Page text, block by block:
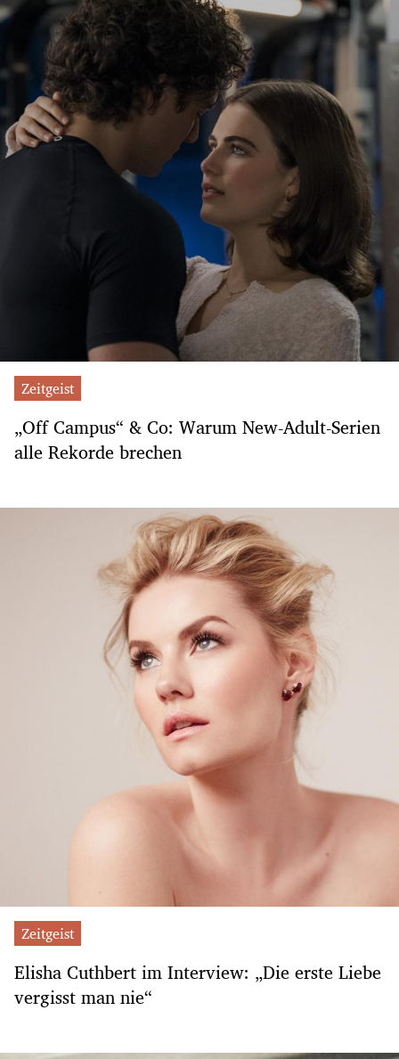
Zeitgeist
„Off Campus“ & Co: Warum New-Adult-Serien
alle Rekorde brechen
Zeitgeist
Elisha Cuthbert im Interview: „Die erste Liebe
vergisst man nie“